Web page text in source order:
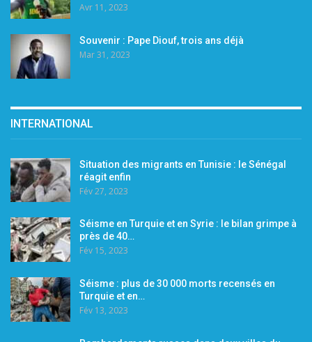
Avr 11, 2023
Souvenir : Pape Diouf, trois ans déjà
Mar 31, 2023
INTERNATIONAL
Situation des migrants en Tunisie : le Sénégal
réagit enfin
Fév 27, 2023
Séisme en Turquie et en Syrie : le bilan grimpe à
près de 40…
Fév 15, 2023
Séisme : plus de 30 000 morts recensés en
Turquie et en…
Fév 13, 2023